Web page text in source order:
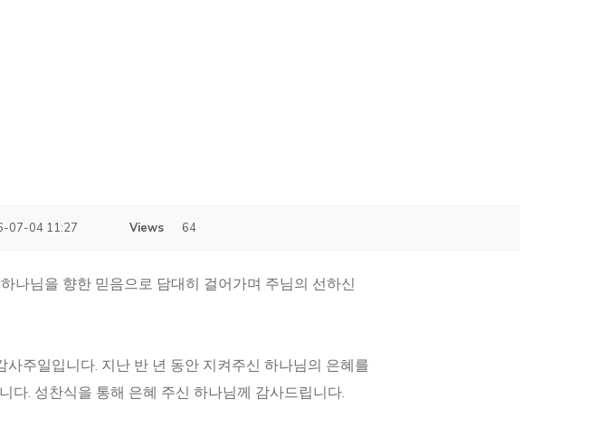
07-04 11:27 Views 64
나님을 향한 믿음으로 담대히 걸어가며 주님의 선하신
주일입니다. 지난 반 년 동안 지켜주신 하나님의 은혜를
다. 성찬식을 통해 은혜 주신 하나님께 감사드립니다.